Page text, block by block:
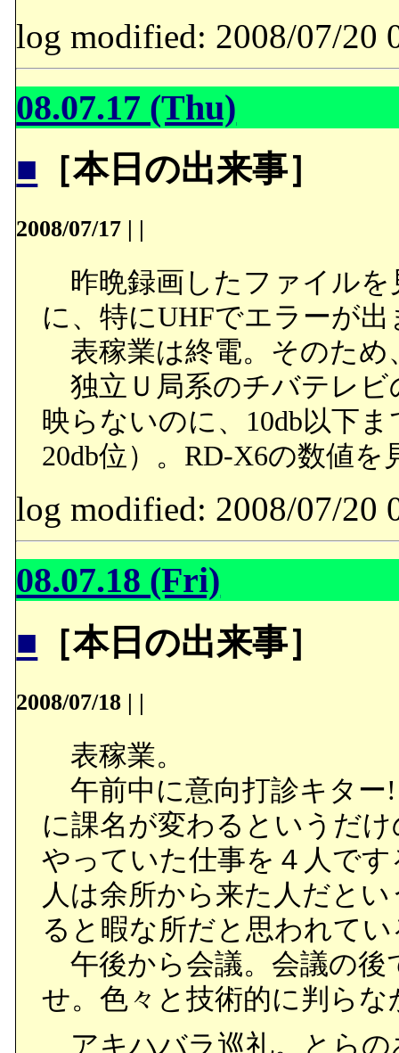
log modified: 2008/07/20
08.07.17 (Thu)
■ ［本日の出来事］
2008/07/17 | |
昨晩録画したファイルを
に、特にUHFでエラーが
表稼業は終電。そのため
独立Ｕ局系のチバテレビ
映らないのに、10db以下
20db位）。RD-X6の数値
log modified: 2008/07/20
08.07.18 (Fri)
■ ［本日の出来事］
2008/07/18 | |
表稼業。
午前中に意向打診キタ
に課名が変わるというだ
やっていた仕事を４人で
人は余所から来た人だと
ると暇な所だと思われて
午後から会議。会議の後
せ。色々と技術的に判ら
アキハバラ巡礼。とらの